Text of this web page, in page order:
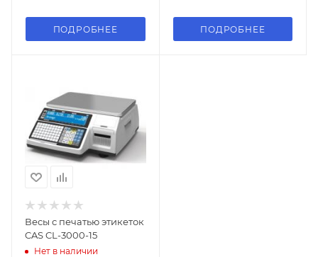
ПОДРОБНЕЕ ПОДРОБНЕЕ
Весы с печатью этикеток
CAS CL-3000-15
Нет в наличии